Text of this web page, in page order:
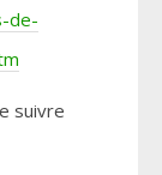
de-
suivre